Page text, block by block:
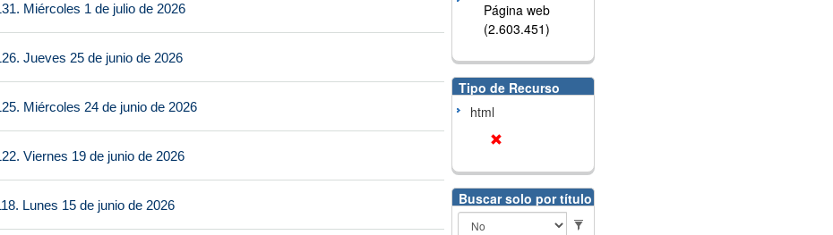
Miércoles 1 de julio de 2026
Jueves 25 de junio de 2026
Miércoles 24 de junio de 2026
Viernes 19 de junio de 2026
Lunes 15 de junio de 2026
Página web
(2.603.451)
Tipo de Recurso
html
Buscar solo por título